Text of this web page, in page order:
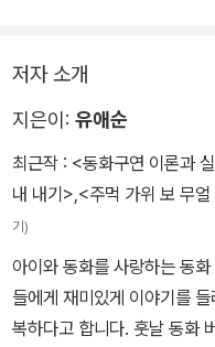
저자 소개
지은이: 유애순
최근작 : <동화구연 이론과
내 내기>,<주먹 가위 보 무
기)
아이와 동화를 사랑하는 동
들에게 재미있게 이야기를
복하다고 합니다. 훗날 동화